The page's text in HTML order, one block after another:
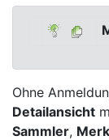
Ohne
Detailansicht
Sammler,